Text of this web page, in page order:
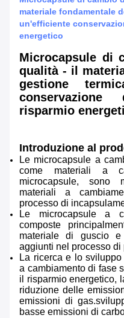
materiale fondamentale
un'efficiente
energetico
Microcapsule di
qualità - il
gestione
risparmio
Introduzione al
Le microcapsule a
come materiali a
microcapsule, sono
materiali a
processo di
Le microcapsule a
composte
materiale di guscio e
aggiunti nel processo di
La ricerca e lo
a cambiamento di fase
il risparmio energetico,
riduzione delle
emissioni di
basse emissioni di